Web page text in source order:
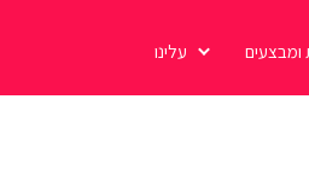
ומבצעים עלינו